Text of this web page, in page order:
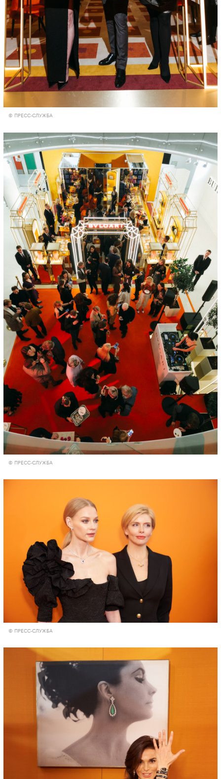
© ПРЕСС-СЛУЖБА
00:00 / 00:00
© ПРЕСС-СЛУЖБА
© ПРЕСС-СЛУЖБА